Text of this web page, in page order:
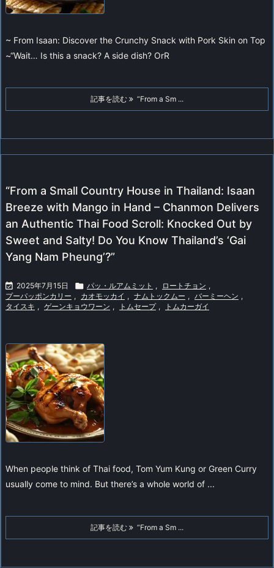
~ From Isaan: Discover the Crunchy Snack with Pork Skin on Top
~“Wait… Is this a snack? A side dish? OrR
記事を読む “From a Sm ...
“From a Small Country House in Thailand: Isaan
Breeze with Mango in Hand – Chanmon Delivers
an Authentic Thai Food Scroll: Knocked Out by
Sweet and Salty! Do You Know Thailand’s ‘Gai
Yang Nam Pheung’?”
 2025年7月15日  パッ・ルアムミット , ロートチョン ,
プーパッポンカリー , カオモッカイ , ナムトックムー , バーミーヘン ,
タイスキ , ゲーンキョウワーン , トムセープ , トムカーガイ
When people think of Thai food, Tom Yum Kung or Green Curry
usually come to mind. But there’s a whole world of ...
記事を読む “From a Sm ...